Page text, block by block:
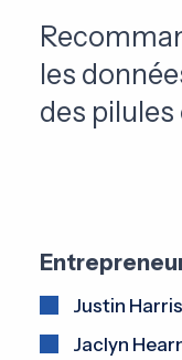
les
des
Justin
Jaclyn